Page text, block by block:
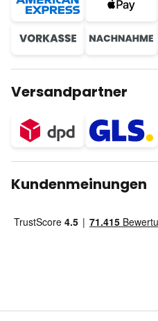
Versandpartner
Kundenmeinungen